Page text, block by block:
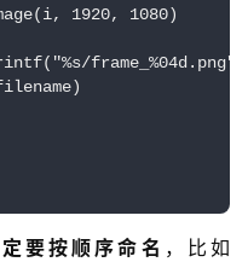
1920, 1080)
要按顺序命名 ，比如